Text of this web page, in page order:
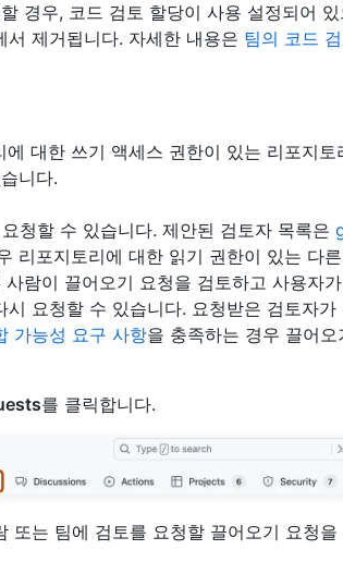
경우, 코드 검토 할당이 사용 설정되어
제거됩니다. 자세한 내용은 팀의 코드
대한 쓰기 액세스 권한이 있는 리포지토
니다.
청할 수 있습니다. 제안된 검토자 목록은
리포지토리에 대한 읽기 권한이 있는 다
람이 끌어오기 요청을 검토하고 사용자
요청할 수 있습니다. 요청받은 검토자
가능성 요구 사항을 충족하는 경우 끌어
를 클릭합니다.
또는 팀에 검토를 요청할 끌어오기 요청을